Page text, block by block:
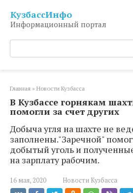
контенту
КузбассИнфо
Информационный портал
Поиск:
Главная » Новости Кузбасса
В Кузбассе горнякам
помогли за счет других
Добыча угля на шахте не
заполнены."Заречной"
добытый уголь и
на зарплату рабочим.
16 мая, 2020 Новости Кузбасса